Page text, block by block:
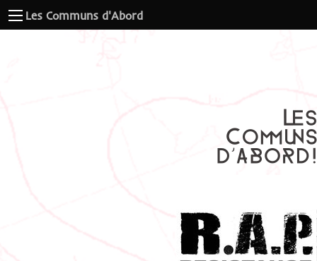
Les Communs d'Abord